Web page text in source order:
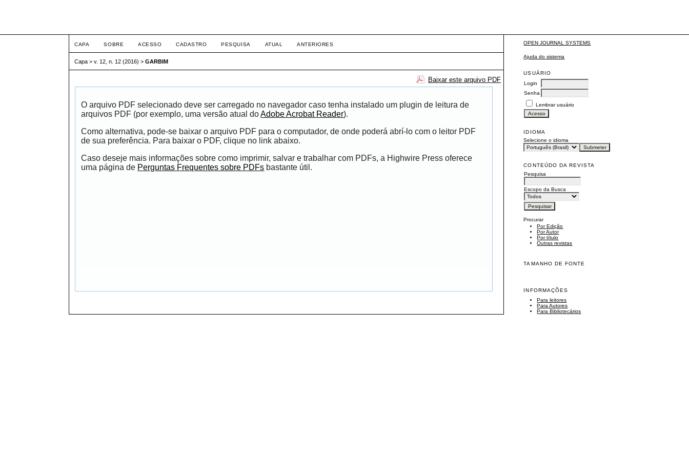
OPEN JOURNAL SYSTEMS
Ajuda do sistema
USUÁRIO
Login
Senha
Lembrar usuário
IDIOMA
Selecione o idioma
CONTEÚDO DA REVISTA
Pesquisa
Escopo da Busca
Procurar
Por Edição
Por Autor
Por título
Outras revistas
TAMANHO DE FONTE
INFORMAÇÕES
Para leitores
Para Autores
Para Bibliotecários
CAPA SOBRE ACESSO CADASTRO PESQUISA ATUAL ANTERIORES
Capa >v. 12, n. 12 (2016) >GARBIM
Baixar este arquivo PDF
O arquivo PDF selecionado deve ser carregado no navegador caso tenha instalado um plugin de leitura de
arquivos PDF (por exemplo, uma versão atual doAdobe Acrobat Reader).
Como alternativa, pode-se baixar o arquivo PDF para o computador, de onde poderá abrí-lo com o leitor PDF
de sua preferência. Para baixar o PDF, clique no link abaixo.
Caso deseje mais informações sobre como imprimir, salvar e trabalhar com PDFs, a Highwire Press oferece
uma página de Perguntas Frequentes sobre PDFs bastante útil.